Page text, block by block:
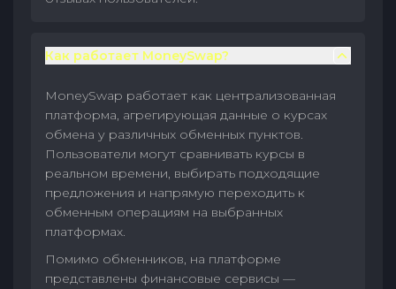
Как работает MoneySwap?
MoneySwap работает как централизованная
платформа, агрегирующая данные о курсах
обмена у различных обменных пунктов.
Пользователи могут сравнивать курсы в
реальном времени, выбирать подходящие
предложения и напрямую переходить к
обменным операциям на выбранных
платформах.
Помимо обменников, на платформе
представлены финансовые сервисы —